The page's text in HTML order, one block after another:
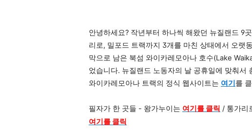
안녕하세요? 작년부터 하나씩 해왔던 뉴질랜드 9
리로, 밀포드 트랙까지 3개를 마친 상태에서 오랫
막으로 남은 북섬 와이카레모아나 호수(Lake
었습니다. 뉴질랜드 노동자의 날 공휴일에 맞춰서
와이카레모아나 트랙의 정식 웹사이트는 여기를
필자가 한 곳들 - 왕가누이는 여기를 클릭 / 통가리
여기를 클릭